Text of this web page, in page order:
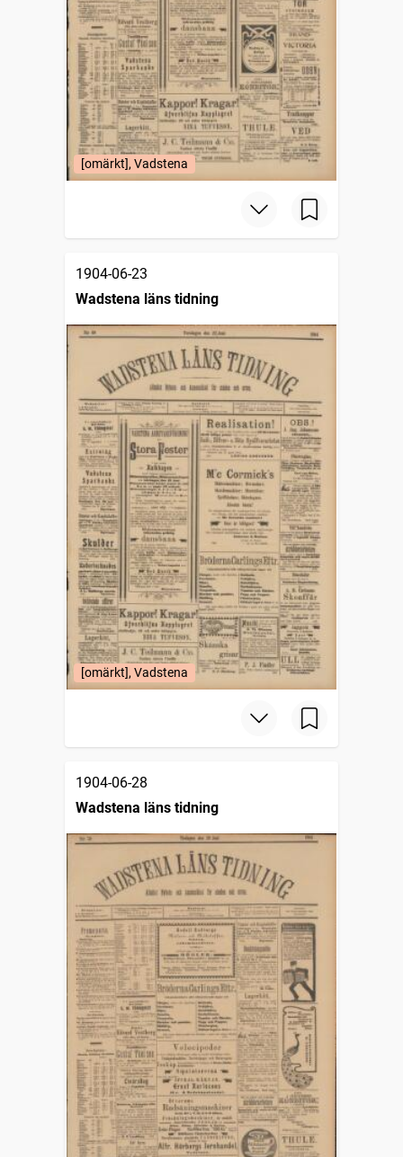
[omärkt], Vadstena
1904-06-23
Wadstena läns tidning
[omärkt], Vadstena
1904-06-28
Wadstena läns tidning